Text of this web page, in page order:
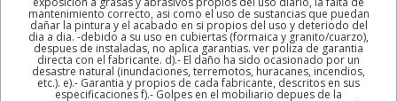
mantenimiento correcto, asi como el uso de sustancias que puedan
dañar la pintura y el acabado en si propios del uso y deteriodo del
dia a dia. -debido a su uso en cubiertas (formaica y granito/cuarzo),
despues de instaladas, no aplica garantias. ver poliza de garantia
directa con el fabricante. d).- El daño ha sido ocasionado por un
desastre natural (inundaciones, terremotos, huracanes, incendios,
etc.). e).- Garantia y propios de cada fabricante, descritos en sus
especificaciones f).- Golpes en el mobiliario depues de la